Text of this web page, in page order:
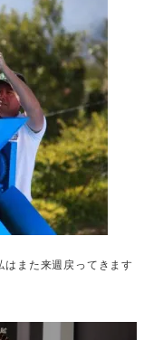
また来週戻ってきます